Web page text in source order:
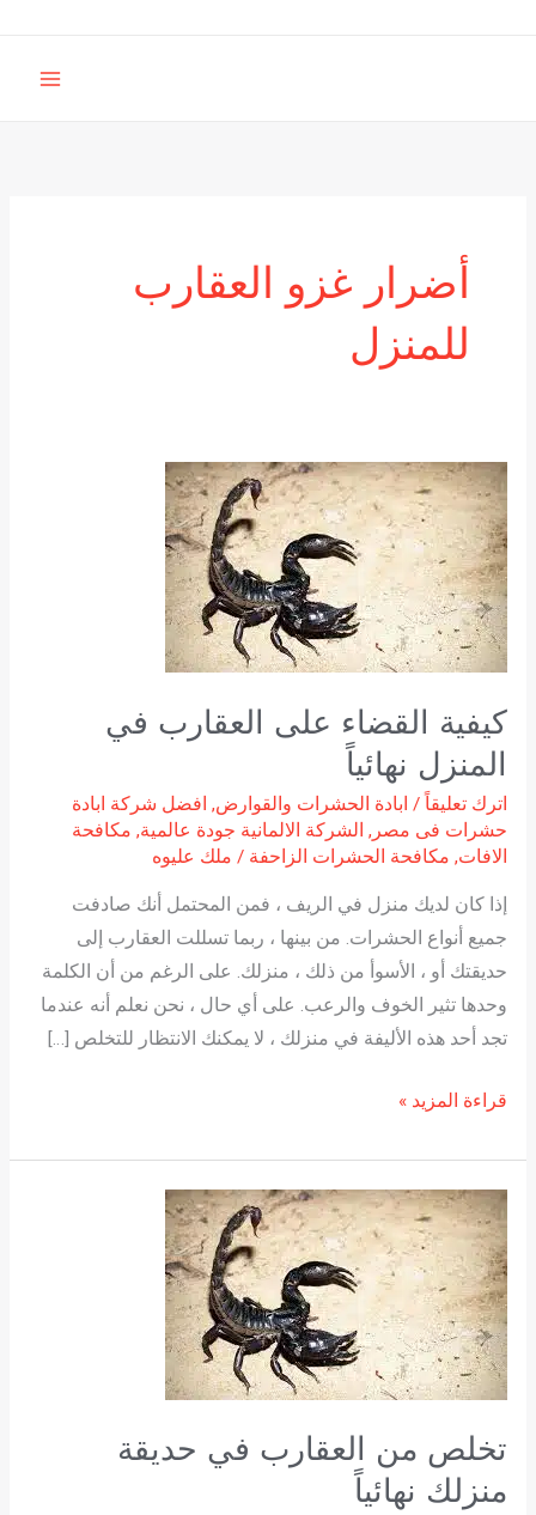
أضرار غزو العقارب
للمنزل
كيفية القضاء على العقارب في
المنزل نهائياً
اترك تعليقاً / ابادة الحشرات والقوارض, افضل شركة ابادة
حشرات فى مصر , الشركة الالمانية جودة عالمية, مكافحة
الافات, مكافحة الحشرات الزاحفة / ملك عليوه
إذا كان لديك منزل في الريف ، فمن المحتمل أنك صادفت
جميع أنواع الحشرات. من بينها ، ربما تسللت العقارب إلى
حديقتك أو ، الأسوأ من ذلك ، منزلك. على الرغم من أن الكلمة
وحدها تثير الخوف والرعب. على أي حال ، نحن نعلم أنه عندما
تجد أحد هذه الأليفة في منزلك ، لا يمكنك الانتظار للتخلص […]
كيفية
القضاء
على
العقارب
في
المنزل
نهائياً
قراءة المزيد »
تخلص من العقارب في حديقة
منزلك نهائياً
تخلص
من
العقارب
في
حديقة
منزلك
نهائياً